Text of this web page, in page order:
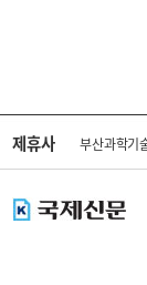
제휴사 부산과학기